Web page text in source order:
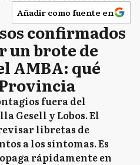
Añadir como fuente en
confirmados
un brote de
AMBA: qué
fuera del
Gesell y Lobos. El
libretas de
a los síntomas. Es
rápidamente en